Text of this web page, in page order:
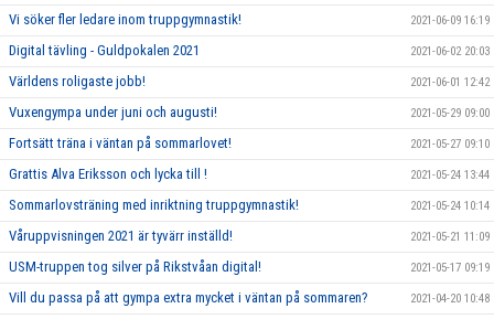
Vi söker fler ledare inom truppgymnastik! 2021-06-09 16:19
Digital tävling - Guldpokalen 2021 2021-06-02 20:03
Världens roligaste jobb! 2021-06-01 12:42
Vuxengympa under juni och augusti! 2021-05-29 09:00
Fortsätt träna i väntan på sommarlovet! 2021-05-27 09:10
Grattis Alva Eriksson och lycka till ! 2021-05-24 13:44
Sommarlovsträning med inriktning truppgymnastik! 2021-05-24 10:14
Våruppvisningen 2021 är tyvärr inställd! 2021-05-21 11:09
USM-truppen tog silver på Rikstvåan digital! 2021-05-17 09:19
Vill du passa på att gympa extra mycket i väntan på sommaren? 2021-04-20 10:48